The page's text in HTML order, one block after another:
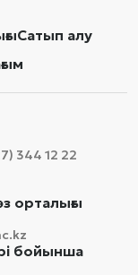
Сатып алу
344 12 22
орталығы
бойынша